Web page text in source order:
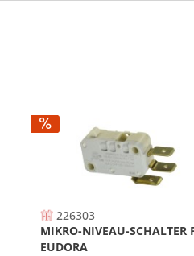
226303
MIKRO-NIVEAU-SCHALTER
EUDORA